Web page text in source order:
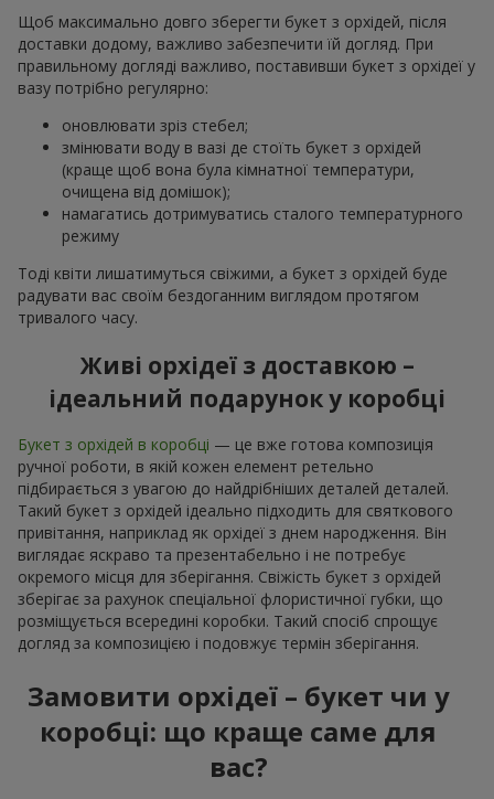
Щоб максимально довго зберегти букет з орхідей, після
доставки додому, важливо забезпечити їй догляд. При
правильному догляді важливо, поставивши букет з орхідеї у
вазу потрібно регулярно:
оновлювати зріз стебел;
змінювати воду в вазі де стоїть букет з орхідей
(краще щоб вона була кімнатної температури,
очищена від домішок);
намагатись дотримуватись сталого температурного
режиму
Тоді квіти лишатимуться свіжими, а букет з орхідей буде
радувати вас своїм бездоганним виглядом протягом
тривалого часу.
Живі орхідеї з доставкою –
ідеальний подарунок у коробці
Букет з орхідей в коробці — це вже готова композиція
ручної роботи, в якій кожен елемент ретельно
підбирається з увагою до найдрібніших деталей деталей.
Такий букет з орхідей ідеально підходить для святкового
привітання, наприклад як орхідеї з днем народження. Він
виглядає яскраво та презентабельно і не потребує
окремого місця для зберігання. Свіжість букет з орхідей
зберігає за рахунок спеціальної флористичної губки, що
розміщується всередині коробки. Такий спосіб спрощує
догляд за композицією і подовжує термін зберігання.
Замовити орхідеї – букет чи у
коробці: що краще саме для
вас?